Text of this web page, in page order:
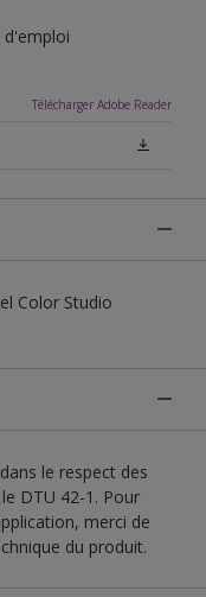
d'emploi
Télécharger Adobe Reader
Color Studio
le respect des
DTU 42-1. Pour
merci de
du produit.